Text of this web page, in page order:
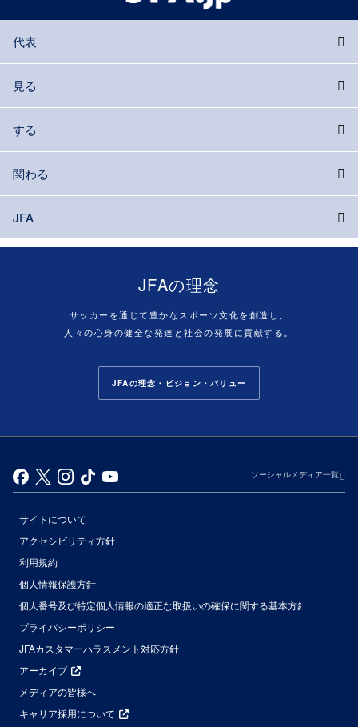
代表
見る
する
関わる
JFA
JFAの理念
サッカーを通じて豊かなスポーツ文化を創造し、
人々の心身の健全な発達と社会の発展に貢献する。
JFAの理念・ビジョン・バリュー
ソーシャルメディア一覧
サイトについて
アクセシビリティ方針
利用規約
個人情報保護方針
個人番号及び特定個人情報の適正な取扱いの確保に関する基本方針
プライバシーポリシー
JFAカスタマーハラスメント対応方針
アーカイブ
メディアの皆様へ
キャリア採用について